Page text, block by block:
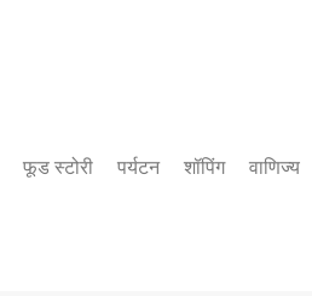
फूड स्टोरी पर्यटन शॉपिंग वाणिज्य